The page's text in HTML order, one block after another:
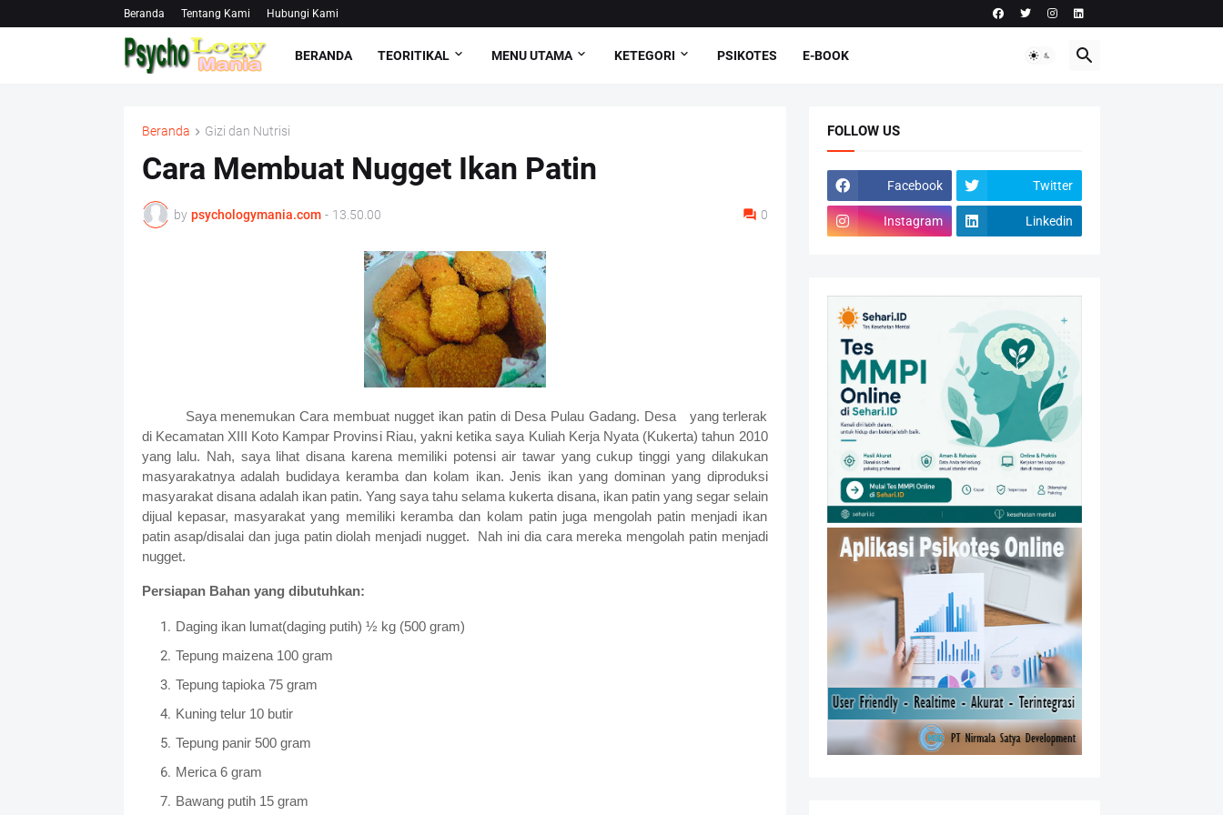
Beranda Tentang Kami Hubungi Kami
BERANDA TEORITIKAL MENU UTAMA KETEGORI PSIKOTES E-BOOK
Beranda Gizi dan Nutrisi
Cara Membuat Nugget Ikan Patin
by psychologymania.com - 13.50.00 0
Saya menemukan Cara membuat nugget ikan patin di Desa Pulau Gadang. Desa yang terlerak
di Kecamatan XIII Koto Kampar Provinsi Riau, yakni ketika saya Kuliah Kerja Nyata (Kukerta) tahun 2010
yang lalu. Nah, saya lihat disana karena memiliki potensi air tawar yang cukup tinggi yang dilakukan
masyarakatnya adalah budidaya keramba dan kolam ikan. Jenis ikan yang dominan yang diproduksi
masyarakat disana adalah ikan patin. Yang saya tahu selama kukerta disana, ikan patin yang segar selain
dijual kepasar, masyarakat yang memiliki keramba dan kolam patin juga mengolah patin menjadi ikan
patin asap/disalai dan juga patin diolah menjadi nugget. Nah ini dia cara mereka mengolah patin menjadi
nugget.
Persiapan Bahan yang dibutuhkan:
Daging ikan lumat(daging putih) ½ kg (500 gram)
Tepung maizena 100 gram
Tepung tapioka 75 gram
Kuning telur 10 butir
Tepung panir 500 gram
Merica 6 gram
Bawang putih 15 gram
FOLLOW US
Facebook Twitter
Instagram Linkedin